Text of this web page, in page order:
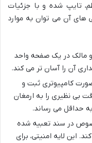
تایپ شده و با جزئیات
های آن می توان به موارد
مالک در یک صفحه واحد
آن را آسان تر می کند.
کامپیوتری ثبت و
بی نظیری را به ارمغان
حداقل می رساند.
در سند تعبیه شده
این لایه امنیتی، برای